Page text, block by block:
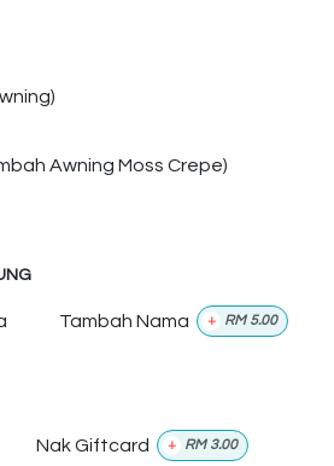
Awning Moss Crepe)
Tambah Nama + RM 5.00
Nak Giftcard + RM 3.00